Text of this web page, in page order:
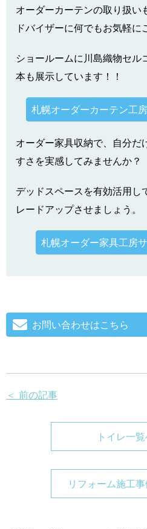
オーダーカーテンの取り扱い
ドバイザーに何でもお気軽に
ショールームに川島織物セル
本も展示しています！！
札幌オーダーカーテン工
オーダー家具収納で、自分だ
すさを実感してみませんか？
デッドスペースを有効活用し
レードアップさせましょう。
札幌オーダー家具工房
お問い合わせはこちら
＜ 前の記事
トイレ一
リフォーム施工